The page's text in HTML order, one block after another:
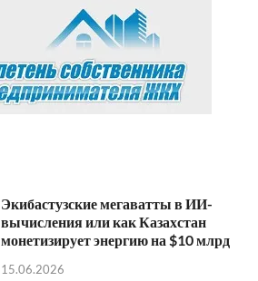
Экибастузские мегаватты в ИИ-
вычисления или как Казахстан
монетизирует энергию на $10 млрд
15.06.2026